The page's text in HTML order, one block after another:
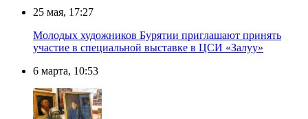
25 мая, 17:27
Молодых художников Бурятии приглашают принять
участие в специальной выставке в ЦСИ «Залуу»
6 марта, 10:53